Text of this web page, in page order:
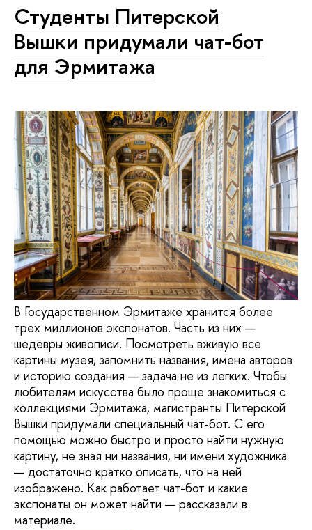
Студенты Питерской
Вышки придумали чат-бот
для Эрмитажа
В Государственном Эрмитаже хранится более
трех миллионов экспонатов. Часть из них —
шедевры живописи. Посмотреть вживую все
картины музея, запомнить названия, имена авторов
и историю создания — задача не из легких. Чтобы
любителям искусства было проще знакомиться с
коллекциями Эрмитажа, магистранты Питерской
Вышки придумали специальный чат-бот. С его
помощью можно быстро и просто найти нужную
картину, не зная ни названия, ни имени художника
— достаточно кратко описать, что на ней
изображено. Как работает чат-бот и какие
экспонаты он может найти — рассказали в
материале.